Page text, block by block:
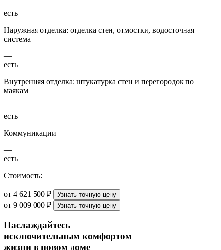
—
есть
Наружная отделка: отделка стен, отмостки, водосточная
система
—
есть
Внутренняя отделка: штукатурка стен и перегородок по
маякам
—
есть
Коммуникации
—
есть
Стоимость:
от 4 621 500 ₽ Узнать точную цену
от 9 009 000 ₽ Узнать точную цену
Наслаждайтесь
исключительным комфортом
жизни в новом доме